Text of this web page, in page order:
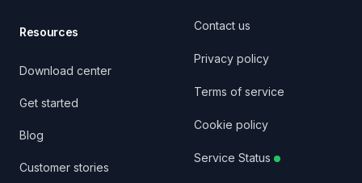
Resources
Download center
Get started
Blog
Customer stories
Contact us
Privacy policy
Terms of service
Cookie policy
Service Status